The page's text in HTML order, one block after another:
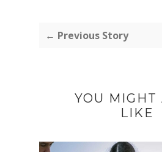
← Previous Story
YOU MIGHT
LIKE